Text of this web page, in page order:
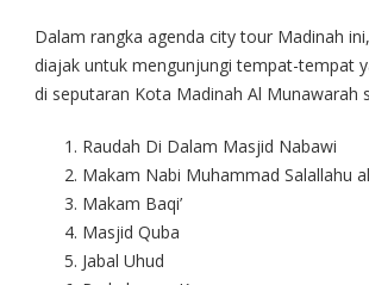
Dalam rangka agenda city tour Madinah
diajak untuk mengunjungi tempat-tempat
di seputaran Kota Madinah Al Munawarah
Raudah Di Dalam Masjid Nabawi
Makam Nabi Muhammad Salallahu
Makam Baqi’
Masjid Quba
Jabal Uhud